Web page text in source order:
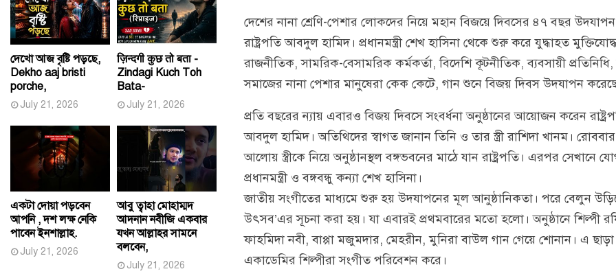
দেশের নানা শ্রেণি-পেশার লোকদের নিয়ে মহান বিজয়ে দিবসের ৪৭ বছর
রাষ্ট্রপতি আবদুল হামিদ। প্রধানমন্ত্রী শেখ হাসিনা থেকে শুরু করে যুদ্ধাহত
রাজনীতিক, সামরিক-বেসামরিক কর্মকর্তা, বিদেশি কূটনীতিক, ব্যবসায়ী
সমাজের নানা পেশার মানুষেরা কেক কেটে, গান শুনে বিজয় দিবস উদযাপন
প্রতি বছরের ন্যায় এবারও বিজয় দিবসে সংবর্ধনা অনুষ্ঠানের আয়োজন করেন
আবদুল হামিদ। অতিথিদের স্বাগত জানান তিনি ও তার স্ত্রী রাশিদা খানম।
আলোয় স্ত্রীকে নিয়ে অনুষ্ঠানস্থল বঙ্গভবনের মাঠে যান রাষ্ট্রপতি। এরপর সেখানে
প্রধানমন্ত্রী ও বঙ্গবন্ধু কন্যা শেখ হাসিনা।
জাতীয় সংগীতের মাধ্যমে শুরু হয় উদযাপনের মূল আনুষ্ঠানিকতা। পরে বেলুন
উৎসব’এর সূচনা করা হয়। যা এবারই প্রথমবারের মতো হলো। অনুষ্ঠানে শিল্পী
ফাহমিদা নবী, বাপ্পা মজুমদার, মেহরীন, মুনিরা বাউল গান গেয়ে শোনান। এ
একাডেমির শিল্পীরা সংগীত পরিবেশন করে।
দেখো আজ বৃষ্টি পড়ছে,
Dekho aaj bristi
porche,
July 21, 2026
ज़िन्दगी कुछ तो बता -
Zindagi Kuch Toh
Bata-
July 21, 2026
একটা দোয়া পড়বেন
আপনি , দশ লক্ষ নেকি
পাবেন ইনশাল্লাহ.
July 21, 2026
আবু ত্বাহা মোহাম্মদ
আদনান নবীজি একবার
যখন আল্লাহর সামনে
বলবেন,
July 21, 2026